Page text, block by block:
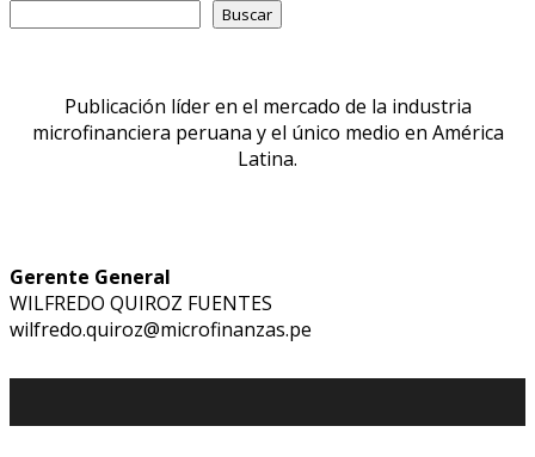
Buscar
Publicación líder en el mercado de la industria
microfinanciera peruana y el único medio en América
Latina.
Gerente General
WILFREDO QUIROZ FUENTES
wilfredo.quiroz@microfinanzas.pe